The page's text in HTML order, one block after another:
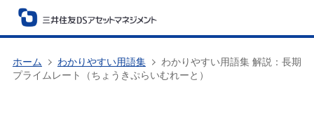
ホーム わかりやすい用語集
わかりやすい用語集 解説：長期
プライムレート（ちょうきぷらいむれーと）